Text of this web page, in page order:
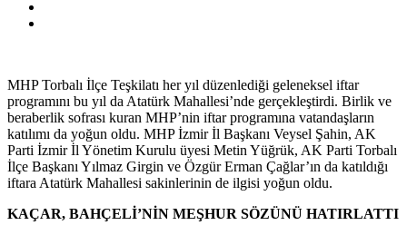
MHP Torbalı İlçe Teşkilatı her yıl düzenlediği geleneksel iftar
programını bu yıl da Atatürk Mahallesi’nde gerçekleştirdi. Birlik ve
beraberlik sofrası kuran MHP’nin iftar programına vatandaşların
katılımı da yoğun oldu. MHP İzmir İl Başkanı Veysel Şahin, AK
Parti İzmir İl Yönetim Kurulu üyesi Metin Yüğrük, AK Parti Torbalı
İlçe Başkanı Yılmaz Girgin ve Özgür Erman Çağlar’ın da katıldığı
iftara Atatürk Mahallesi sakinlerinin de ilgisi yoğun oldu.
KAÇAR, BAHÇELİ’NİN MEŞHUR SÖZÜNÜ HATIRLATTI